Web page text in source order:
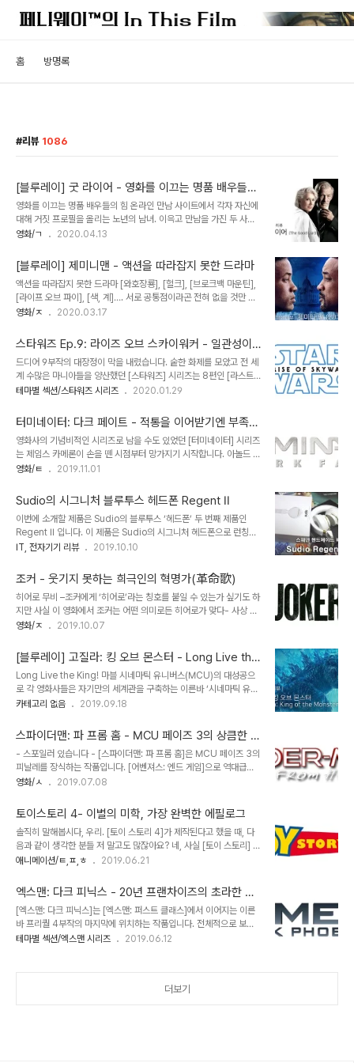
홈 방명록
리뷰 1086
[블루레이] 굿 라이어 - 영화를 이끄는 명품 배우들의
힘
영화를 이끄는 명품 배우들의 힘 온라인 만남 사이트에서 각자 자신에
대해 거짓 프로필을 올리는 노년의 남녀. 이윽고 만남을 가진 두 사람
은 의외로 자신과 잘 맞는 상대에게 호감을 느끼며 점차 친밀한 관계로
춰졌던 진실을 조금씩 들춰내기 시작한다. 영국의 작가 니컬러스 설이
쓴 장편소설을 원작으로 한 [굿 라이어]는 능수능란한 사기꾼이 한 미
망인을 타겟으로 삼으면서 서서히 덫을 설치해 가는 과정을 보여주지
만 눈치 빠른 관객이라면 이내 반전을 알아차릴 만한 여지가 많은 반전
스릴러다. 기교에 치우치지 않고 정공법으로 진실에 접근해 가는 방식
캐스팅에서 발견된다. 흔히 이런 ..
영화/ㄱ 2020.04.13
[블루레이] 제미니맨 - 액션을 따라잡지 못한 드라마
액션을 따라잡지 못한 드라마 [와호장룡], [헐크], [브로크백 마운틴],
[라이프 오브 파이], [색, 계]…. 서로 공통점이라곤 전혀 없을 것만 같
은 이 작품들이 모두 한 감독에게서 나왔다는 점은 솔직히 말해 경이롭
작품의 규모, 국적을 막론하고 그야말로 전방위적인 활약을 보여주었
다. 배타적인 성향의 헐리우드 바닥에서 동양인 감독이 이만큼의 성과
를 올린 건 가히 기념비적이라 해도 과언은 아닐텐데, 그런 이안 감독
이 [헐크] 이후 다시금 블록버스터급 오락영화로 돌아 온 작품이 바로
[제미니맨]이다. 고인이 된 커티스 핸슨, 토니 스콧 같은 쟁쟁한 감독
이 자신의 마지막 ..
영화/ㅈ 2020.03.17
스타워즈 Ep.9: 라이즈 오브 스카이워커 - 일관성이
결여된 시리즈의 결말
드디어 9부작의 대장정이 막을 내렸습니다. 숱한 화제를 모았고 전 세
계 수많은 마니아들을 양산했던 [스타워즈] 시리즈는 8편인 [라스트
제다이]를 기점으로 포스의 큰 동요를 일으키게 됩니다. 루크의 라이
즈]를 갈아 엎겠다는 어마무시한 디즈니의 욕망이 표출된 결과였습니
다 전 [스타워즈]의 오랜 팬이긴 하지만 개인적으론 [리스트 제다이]의
방향성이 나쁘지 않다고 봤고, 일개 영화로의 완성도는 [라스트 제다
이]가 그리 못난이가 아니라는 생각을 밝힌 바 있습니다. 트릴로지의
중간 단계로서의 역할은 별개로 말이죠. 그렇다면 콜린 트레보로우 대
던 것일까요? 그의 속마음까지 알 길..
테마별 섹션/스타워즈 시리즈 2020.01.29
터미네이터: 다크 페이트 - 적통을 이어받기엔 부족
한...
영화사의 기념비적인 시리즈로 남을 수도 있었던 [터미네이터] 시리즈
는 제임스 카메론이 손을 뗀 시점부터 망가지기 시작합니다. 아놀드 슈
왈제네거가 주지사 생활 직전에 마지막으로 선택한 [터미네이터 3]부
터]가 더 제작되었지만 어느 것 하나 원조의 명성을 조금도 따라잡지
못했지요. 마침내 제임스 카메론에게 다시금 판권이 회수되자 카메론
은 지금까지의 곁가지를 흑역사화 시키고 [터미네이터 2]에서 이어지
는 적통의 속편을 만들겠다고 선언합니다. 그것이 [터미네이터: 다크
페이트]입니다. [아바타]로 발목이 잡힌 카메론 대신 [데드풀]의 팀 밀
귀환으로 큰 관심을 모았었죠. 여기에..
영화/ㅌ 2019.11.01
Sudio의 시그니처 블루투스 헤드폰 Regent II
이번에 소개할 제품은 Sudio의 블루투스 ‘헤드폰’ 두 번째 제품인
Regent II 입니다. 이 제품은 Sudio의 시그니처 헤드폰으로 런칭한
Regent의 후속 라인업으로서 일종의 업그레이드 버전입니다.
고급스러운 느낌. 누군가에게 선물을 받는다면 신경 좀 썼구나 싶은 그
런 패키지죠. 구성물은 충전용 마이크로 5핀 케이블과 스테레오 케이
블, 그리고 품질보증서를 포함한 설명서 입니다. 스테레오 케이블은 꼬
임방지를 위한 소위 칼국수 케이블로 제작되어 있는데, 무선 기기인 본
체와 Aux 케이블을 직접 연결해 유선 헤드폰처럼 사용할 수 있는 기
금이나마 극복하게 해줄 수..
IT, 전자기기 리뷰 2019.10.10
조커 - 웃기지 못하는 희극인의 혁명가(革命歌)
히어로 무비 –조커에게 ‘히어로’라는 칭호를 붙일 수 있는가 싶기도 하
지만 사실 이 영화에서 조커는 어떤 의미로든 히어로가 맞다- 사상 최
초로 전대미문의 베니스 영화제 황금사자상을 수상한 [조커]에 대한
니버스를 걷어 차 버리고 워너 산하의 독립영화 형식으로 조커 단독 영
화를 만들겠다고 했을 때부터 뭔가 심상치 않은 조짐이 느껴지긴 했다.
하지만 근 10년 사이에 관객들은 벌써 두 명의 조커를 접하지 않았나.
[다크나이트]의 히스 레저와 [수어사이드 스쿼드]의 자레드 레토. 둘의
평가는 완전히 다르긴 하지만 둘 다 유망한 젊은 배우의 새로운 조커였
에게 조커를 맡기려는 것..
영화/ㅈ 2019.10.07
[블루레이] 고질라: 킹 오브 몬스터 - Long Live the
King!
Long Live the King! 마블 시네마틱 유니버스(MCU)의 대성공으
로 각 영화사들은 자기만의 세계관을 구축하는 이른바 ‘시네마틱 유니
버스’를 앞다퉈 발표하기 시작했다. 경쟁사인 DC Films가 [맨 오브
크 유니버스’를, 뉴라인 시네마는 ‘컨저링 유니버스’를, 심지어 레고에
서도 ‘레고 시네마틱 유니버스’를 내놓는 등 MCU의 성공을 쫒는 세
계관들이 유행처럼 번졌다. 그리고 여기에 또 하나의 시네마틱 유니버
스, ‘몬스터버스’도 이 대열에 합류했다. 레전더리 픽처스와 워너 브라
더스가 일본의 토호사와 공동으로 기획한 괴수들의 세계관인 ‘몬스터
한 출발을 했다. 20..
카테고리 없음 2019.09.18
스파이더맨: 파 프롬 홈 - MCU 페이즈 3의 상큼한 피
날레
- 스포일러 있습니다 - [스파이더맨: 파 프롬 홈]은 MCU 페이즈 3의
피날레를 장식하는 작품입니다. [어벤져스: 엔드 게임]으로 역대급
MCU의 괴력을 과시한 끝판왕이었다면 이번 [스파이더맨: 파 프롬
야기의 규모는 소소하지만 그래도 스케일을 조금 키웠습니다. 다른 차
원에서 온 엘리멘털 크리처들의 등장은 생계형 빌런이었던 벌쳐와는
전혀 다른 성격의 빌런입니다. 이미 타노스라는 범우주적 존재와 맞선
바 있는 스파이더맨에게 이 정도의 악당은 붙어줘야죠. 그런데 여기엔
반전이 있습니다. 엘리멘털을 따라 온 다른 차원의 히어로 미스테리오
스테리오 역시 토니 스타크가 뿌려 놓..
영화/ㅅ 2019.07.08
토이스토리 4- 이별의 미학, 가장 완벽한 에필로그
솔직히 말해봅시다, 우리. [토이 스토리 4]가 제작된다고 했을 때, 다
음과 같이 생각한 분들 저 말고도 많잖아요? 네, 사실 [토이 스토리] 3
부작은 그 자체만으로도 완전체 였습니다. 더 이상… 뭐 바랄게 없는
한 장난감들과 함께 나이를 먹어버린 관객들로서는 [토이 스토리 3]의
마지막에 눈시울을 적시지 않은 분들이 거의 없었을 겁니다. 중년의 남
성이 극장에서 훌쩍 거리는 쪽팔림 조차도 기꺼이 감수하게 만드는 그
런 명작은 쉽게 나오는 게 아닙니다. 그래서 [토이 스토리 4]가 그 여
운을 망칠까 봐 우려된 건 당연한 일입니다. 이미 [제이슨 본]이나 [인
애니메이션/ㅌ,ㅍ,ㅎ 2019.06.21
엑스맨: 다크 피닉스 - 20년 프랜차이즈의 초라한 결
말
[엑스맨: 다크 피닉스]는 [엑스맨: 퍼스트 클래스]에서 이어지는 이른
바 프리퀄 4부작의 마지막에 위치하는 작품입니다. 전체적으로 보면
[엑스맨] 1편 이후 20년간 지속된 프랜차이즈의 완결이지요. 폭스가
은 무궁무진했습니다만 [엑스맨: 아포칼립스]로 기대치를 많이 깎아
테마별 섹션/엑스맨 시리즈 2019.06.12
더보기